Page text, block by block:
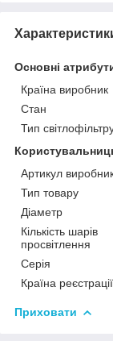
Основні
Країна виробник
Стан
Тип
Артикул
Тип товару
Діаметр
Кількість шарів
просвітлення
Серія
Країна
Приховати